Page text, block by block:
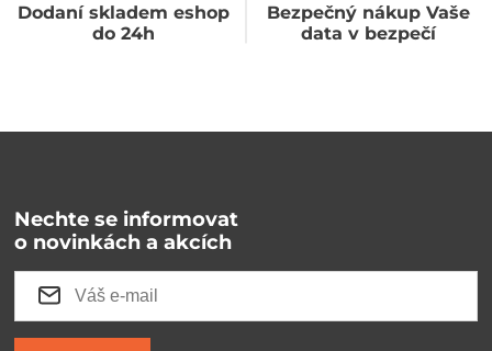
Dodaní skladem eshop
do 24h
Bezpečný nákup Vaše
data v bezpečí
Nechte se informovat
o novinkách a akcích